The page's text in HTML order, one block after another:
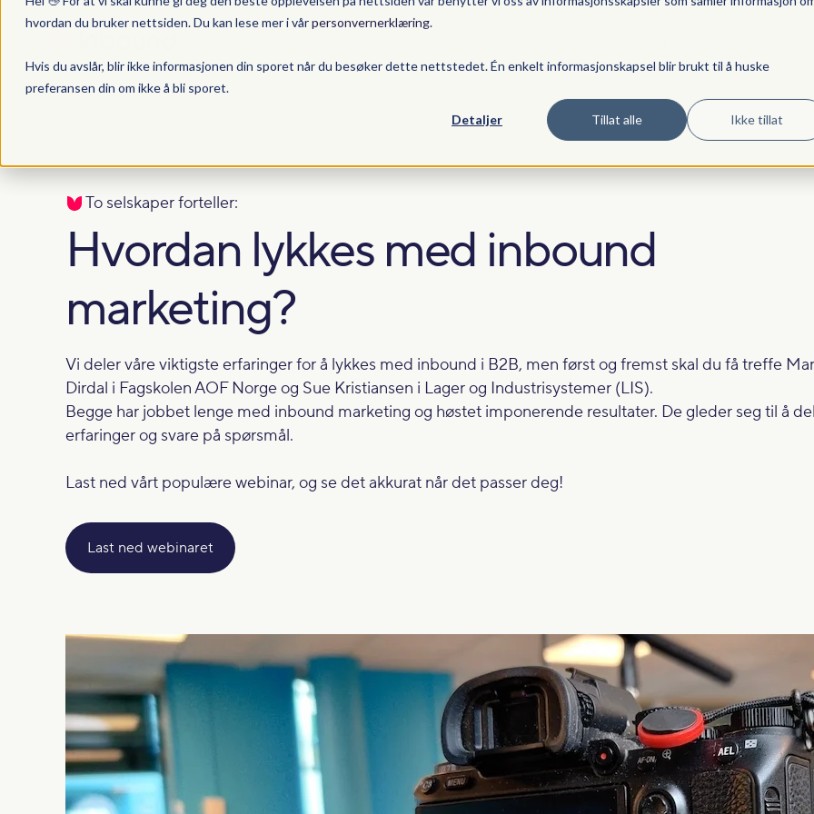
hvordan du bruker nettsiden. Du kan lese mer i vårpersonvernerklæring.
Hvis du avslår, blir ikke informasjonen din sporet når du besøker dette nettstedet. Én enkelt informasjonskapsel blir brukt til å huske
preferansen din om ikke å bli sporet.
Detaljer Tillat alle Ikke tillat
To selskaper forteller:
Hvordan lykkes med inbound
marketing?
Vi deler våre viktigste erfaringer for å lykkes med inbound i B2B, men først og fremst skal du få treffe
Dirdal i Fagskolen AOF Norge og Sue Kristiansen i Lager og Industrisystemer (LIS).
Begge har jobbet lenge med inbound marketing og høstet imponerende resultater. De gleder seg til å
erfaringer og svare på spørsmål.
Last ned vårt populære webinar, og se det akkurat når det passer deg!
Last ned webinaret